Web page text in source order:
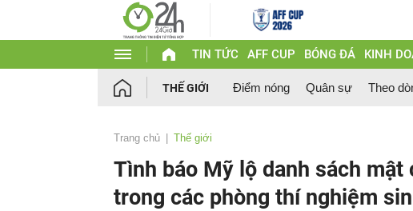
TIN TỨC AFF CUP BÓNG ĐÁ KINH
THẾ GIỚI Điểm nóng Quân sự Theo
Trang chủ Thế giới
Tình báo Mỹ lộ danh sách
trong các phòng thí nghiệm